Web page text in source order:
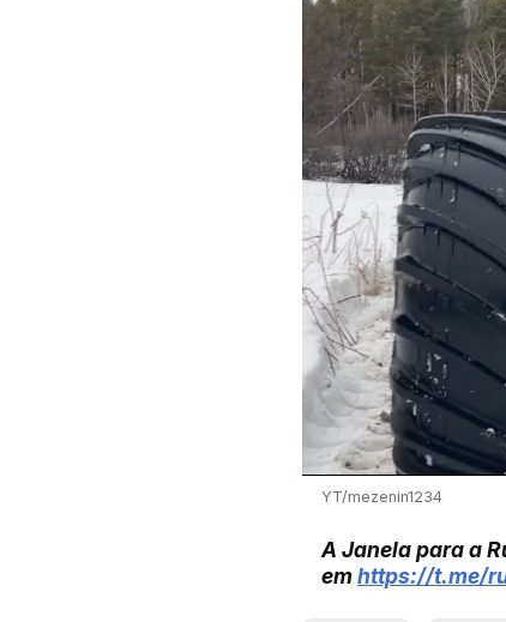
YT/mezenin1234
A Janela para a
emhttps://t.me/